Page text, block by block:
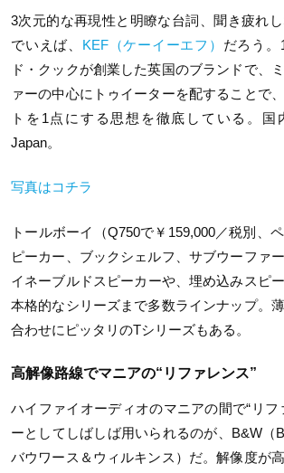
3次元的な再現性と明瞭な台詞、聞き疲れ
でいえば、 KEF（ケーイーエフ） だろう。
ド・クックが創業した英国のブランドで、
ァーの中心にトゥイーターを配することで
トを1点にする思想を徹底している。国
Japan。
写真はコチラ
トールボーイ（Q750で￥159,000／税別、
ピーカー、ブックシェルフ、サブウーファ
イネーブルドスピーカーや、埋め込みスピ
本格的なシリーズまで多数ラインナップ。
合わせにピッタリのTシリーズもある。
高解像路線でマニアの“リファレンス”
ハイファイオーディオのマニアの間で“リフ
ーとしてしばしば用いられるのが、B&W（
バウワース＆ウィルキンス）だ。解像度が